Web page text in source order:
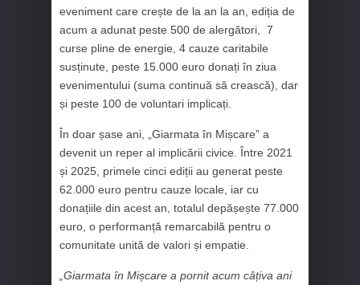
eveniment care crește de la an la an, ediția de
acum a adunat peste 500 de alergători, 7
curse pline de energie, 4 cauze caritabile
susținute, peste 15.000 euro donați în ziua
evenimentului (suma continuă să crească), dar
și peste 100 de voluntari implicați.
În doar șase ani, „Giarmata în Mișcare” a
devenit un reper al implicării civice. Între 2021
și 2025, primele cinci ediții au generat peste
62.000 euro pentru cauze locale, iar cu
donațiile din acest an, totalul depășește 77.000
euro, o performanță remarcabilă pentru o
comunitate unită de valori și empatie.
„Giarmata în Mișcare a pornit acum câțiva ani